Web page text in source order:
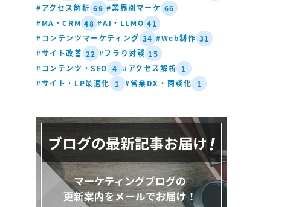
#アクセス解析 69 #業界別マーケ 66
#MA・CRM 48 #AI・LLMO 41
#コンテンツマーケティング 34 #Web制作 31
#サイト改善 22 #フラり対談 15
#コンテンツ・SEO 4 #アクセス解析 1
#サイト・LP最適化
1 #営業DX・商談化 1